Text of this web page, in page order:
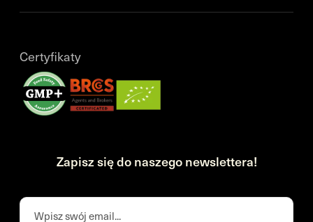
Certyfikaty
Zapisz się do naszego newslettera!